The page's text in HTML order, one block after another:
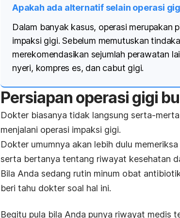
Apakah ada alternatif selain operasi
Dalam banyak kasus, operasi merupakan
impaksi gigi. Sebelum memutuskan
merekomendasikan sejumlah perawatan
nyeri, kompres es, dan cabut gigi.
Persiapan operasi gigi
Dokter biasanya tidak langsung serta-
menjalani operasi impaksi gigi.
Dokter umumnya akan lebih dulu
serta bertanya tentang riwayat kesehatan
Bila Anda sedang rutin minum obat
beri tahu dokter soal hal ini.
Begitu pula bila Anda punya riwayat medis